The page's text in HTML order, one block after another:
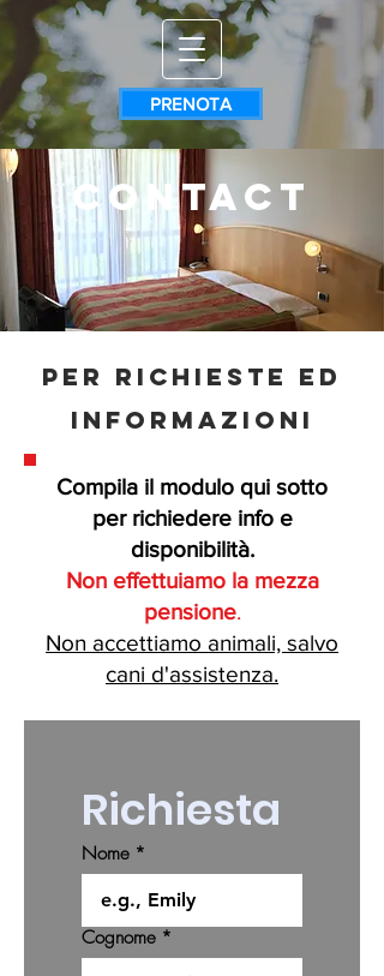
PRENOTA
contact
Per richieste ed
informazioni
Compila il modulo qui sotto
per richiedere info e
disponibilità.
Non effettuiamo la mezza
pensione.
Non accettiamo animali, salvo
cani d'assistenza.
Richiesta
Nome *
Cognome *